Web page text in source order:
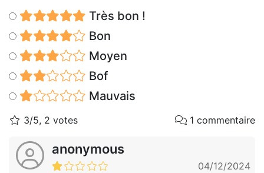
Très bon !
Bon
Moyen
Bof
Mauvais
3/5, 2 votes 1 commentaire
anonymous
04/12/2024